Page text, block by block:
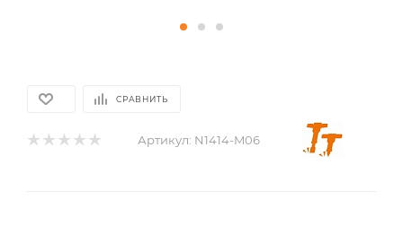
СРАВНИТЬ
Артикул: N1414-M06